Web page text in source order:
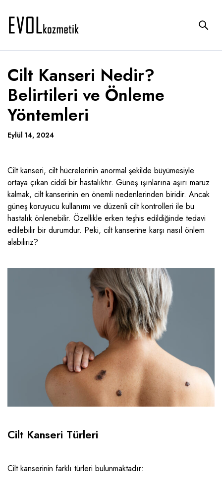
Cilt Kanseri Nedir?
Belirtileri ve Önleme
Yöntemleri
Eylül 14, 2024
Cilt kanseri, cilt hücrelerinin anormal şekilde büyümesiyle
ortaya çıkan ciddi bir hastalıktır. Güneş ışınlarına aşırı maruz
kalmak, cilt kanserinin en önemli nedenlerinden biridir. Ancak
güneş koruyucu kullanımı ve düzenli cilt kontrolleri ile bu
hastalık önlenebilir. Özellikle erken teşhis edildiğinde tedavi
edilebilir bir durumdur. Peki, cilt kanserine karşı nasıl önlem
alabiliriz?
Cilt Kanseri Türleri
Cilt kanserinin farklı türleri bulunmaktadır: